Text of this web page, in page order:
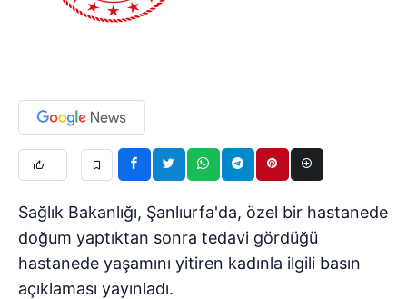
Sağlık Bakanlığı, Şanlıurfa'da, özel bir hastanede
doğum yaptıktan sonra tedavi gördüğü
hastanede yaşamını yitiren kadınla ilgili basın
açıklaması yayınladı.